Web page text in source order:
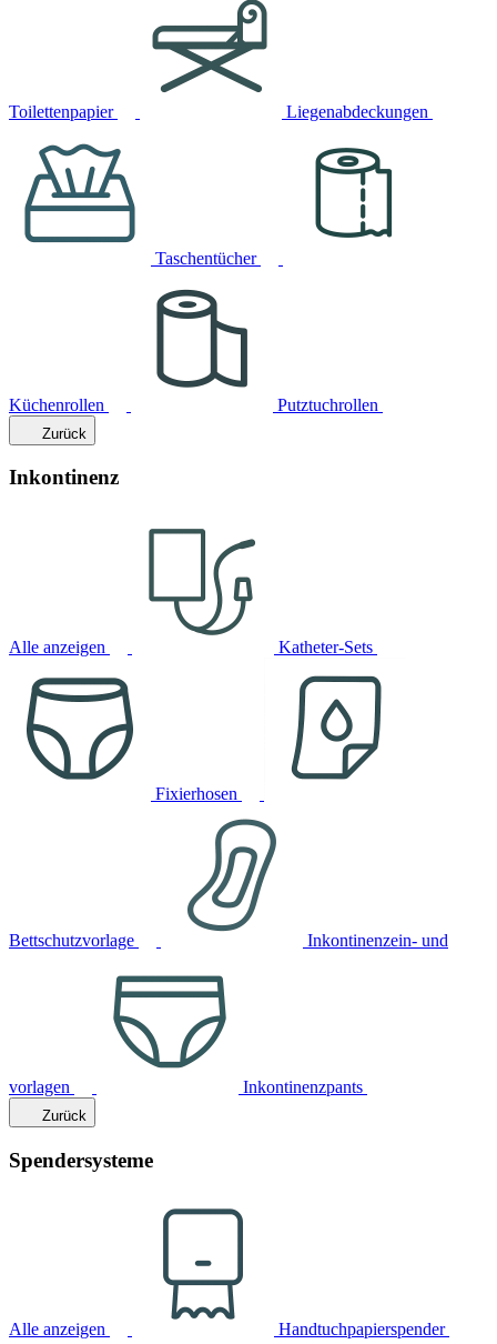
Toilettenpapier Liegenabdeckungen
Taschentücher
Küchenrollen Putztuchrollen
Zurück
Inkontinenz
Alle anzeigen Katheter-Sets
Fixierhosen
Bettschutzvorlage Inkontinenzein- und
vorlagen Inkontinenzpants
Zurück
Spendersysteme
Alle anzeigen Handtuchpapierspender